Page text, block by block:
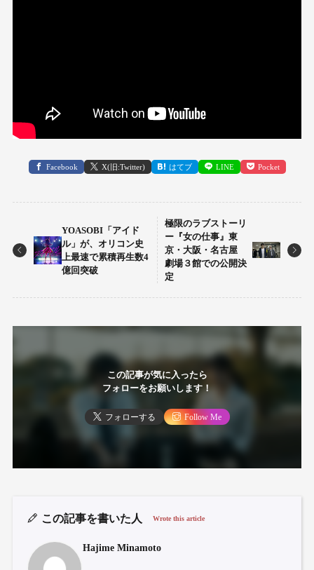
Facebook X(旧:Twitter) はてブ LINE Pocket
YOASOBI「アイド
ル」が、オリコン史
上最速で累積再生数4
億回突破
極限のラブストーリ
ー『女の仕事』東
京・大阪・名古屋
劇場３館での公開決
定
この記事が気に入ったら
フォローをお願いします！
フォローする Follow Me
この記事を書いた人 Wrote this article
Hajime Minamoto